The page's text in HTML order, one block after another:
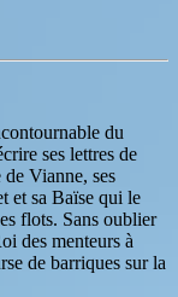
du
ses lettres de
Vianne, ses
et sa Baïse qui le
flots. Sans oublier
des menteurs à
de barriques sur la